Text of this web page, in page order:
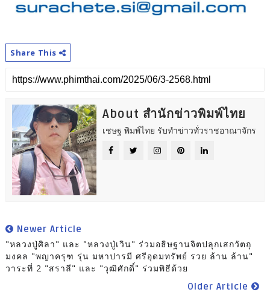
Share This
About สำนักข่าวพิมพ์ไทย
เชษฐ พิมพ์ไทย รับทำข่าวทั่วราชอาณาจักร
Newer Article
"หลวงปู่ศิลา" และ "หลวงปู่เวิน" ร่วมอธิษฐานจิตปลุกเสกวัตถุ
มงคล "พญาครุฑ รุ่น มหาปารมี ศรีอุดมทรัพย์ รวย ล้าน ล้าน"
วาระที่ 2 "สราลี" และ "วุฒิศักดิ์" ร่วมพิธีด้วย
Older Article